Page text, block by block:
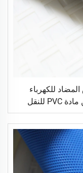
للكهرباء
الساكنة بلون أسود بسماكة 2 مم من مادة PVC للنقل